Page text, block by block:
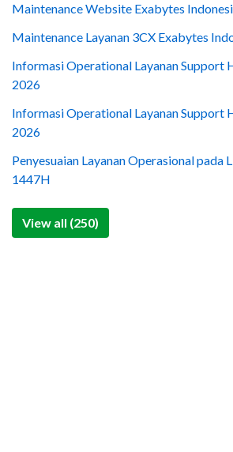
Maintenance Website Exabytes
Maintenance Layanan 3CX Exabytes
Informasi Operational Layanan Support
2026
Informasi Operational Layanan Support
2026
Penyesuaian Layanan Operasional pada
1447H
View all (250)